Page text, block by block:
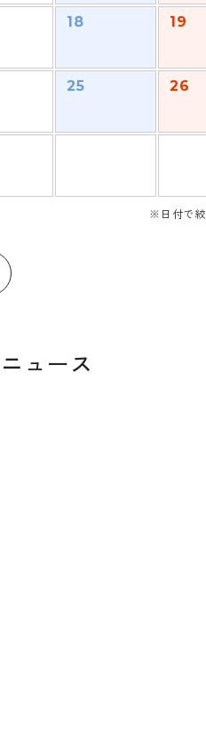
18 19
25 26
※日付で
ュース